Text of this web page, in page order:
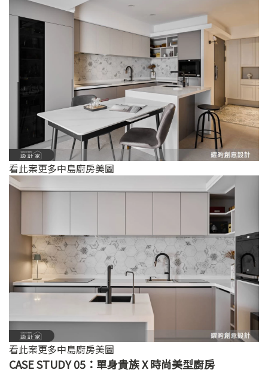
看此案更多中島廚房美圖
看此案更多中島廚房美圖
CASE STUDY 05：單身貴族 X 時尚美型廚房